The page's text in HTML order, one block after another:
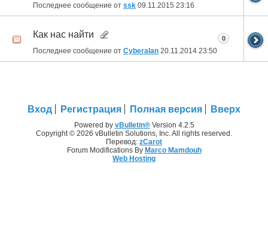
Последнее сообщение от ssk 09.11.2015 23:16
Как нас найти
Последнее сообщение от Cyberalan 20.11.2014 23:50
0
Вход Регистрация Полная версия Вверх
Powered by vBulletin®Version 4.2.5
Copyright © 2026 vBulletin Solutions, Inc. All rights reserved.
Перевод: zCarot
Forum Modifications By Marco Mamdouh
Web Hosting